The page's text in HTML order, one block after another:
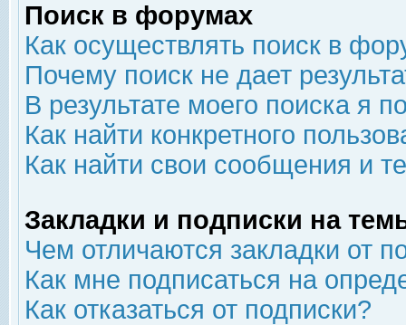
Поиск в форумах
Как осуществлять поиск в
Почему поиск не дает
В результате моего поиска я
Как найти конкретного
Как найти свои сообщения и
Закладки и подписки на
Чем отличаются закладки от
Как мне подписаться на
Как отказаться от подписки?